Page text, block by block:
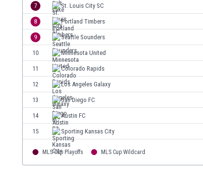
7 St. Louis City SC
8 Portland Timbers
9 Seattle Sounders
10 Minnesota United
11 Colorado Rapids
12 Los Angeles Galaxy
13 San Diego FC
14 Austin FC
15 Sporting Kansas City
MLS Cup Playoffs MLS Cup Wildcard